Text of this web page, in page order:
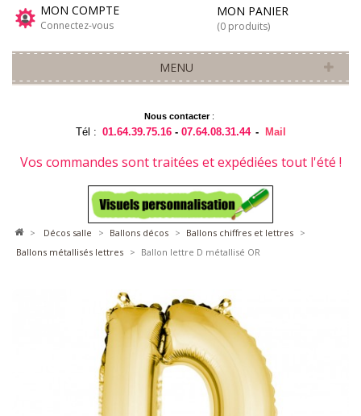
MON COMPTE
Connectez-vous
MON PANIER
(0 produits)
MENU
Nous contacter:
Tél : 01.64.39.75.16 -07.64.08.31.44 - Mail
Vos commandes sont traitées et expédiées tout l'été !
> décos salle > ballons décos > ballons chiffres et lettres >
ballons métallisés lettres > Ballon lettre D métallisé OR